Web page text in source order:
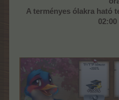
A terményes ólakra ható